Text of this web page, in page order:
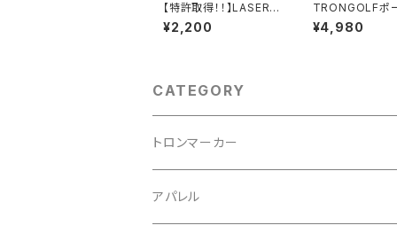
【特許取得！！】LASER
STROKE/レーザー ス
トローク version２.５
¥2,200
TRONGOLFポ
ールホワイト・ブ
¥4,980
CATEGORY
トロンマーカー
パッケージ
アパレル